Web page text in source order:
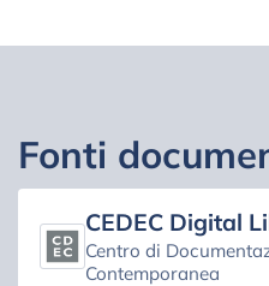
Fonti
CEDEC Digital
Centro di
Contemporanea